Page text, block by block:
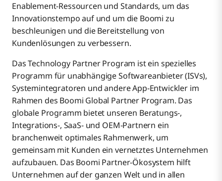
Enablement-Ressourcen und Standards, um das
Innovationstempo auf und um die Boomi zu
beschleunigen und die Bereitstellung von
Kundenlösungen zu verbessern.
Das Technology Partner Program ist ein spezielles
Programm für unabhängige Softwareanbieter (ISVs),
Systemintegratoren und andere App-Entwickler im
Rahmen des Boomi Global Partner Program. Das
globale Programm bietet unseren Beratungs-,
Integrations-, SaaS- und OEM-Partnern ein
branchenweit optimales Rahmenwerk, um
gemeinsam mit Kunden ein vernetztes Unternehmen
aufzubauen. Das Boomi Partner-Ökosystem hilft
Unternehmen auf der ganzen Welt und in allen